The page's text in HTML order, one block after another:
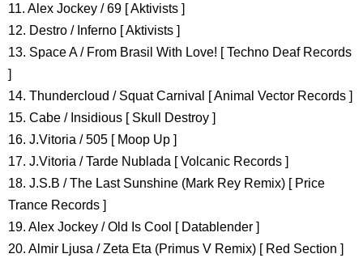
11. Alex Jockey / 69 [ Aktivists ]
12. Destro / Inferno [ Aktivists ]
13. Space A / From Brasil With Love! [ Techno Deaf Records
]
14. Thundercloud / Squat Carnival [ Animal Vector Records ]
15. Cabe / Insidious [ Skull Destroy ]
16. J.Vitoria / 505 [ Moop Up ]
17. J.Vitoria / Tarde Nublada [ Volcanic Records ]
18. J.S.B / The Last Sunshine (Mark Rey Remix) [ Price
Trance Records ]
19. Alex Jockey / Old Is Cool [ Datablender ]
20. Almir Ljusa / Zeta Eta (Primus V Remix) [ Red Section ]